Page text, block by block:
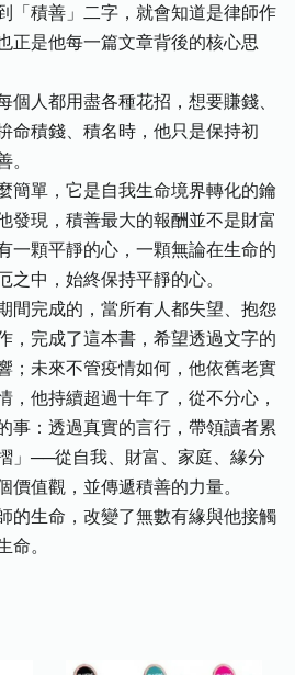
「積善」二字，就會知道是律師作
正是他每一篇文章背後的核心思
個人都用盡各種花招，想要賺錢、
命積錢、積名時，他只是保持初
。
簡單，它是自我生命境界轉化的鑰
發現，積善最大的報酬並不是財富
一顆平靜的心，一顆無論在生命的
之中，始終保持平靜的心。
間完成的，當所有人都失望、抱怨
，完成了這本書，希望透過文字的
；未來不管疫情如何，他依舊老實
，他持續超過十年了，從不分心，
事：透過真實的言行，帶領讀者累
」──從自我、財富、家庭、緣分
價值觀，並傳遞積善的力量。
的生命，改變了無數有緣與他接觸
命。